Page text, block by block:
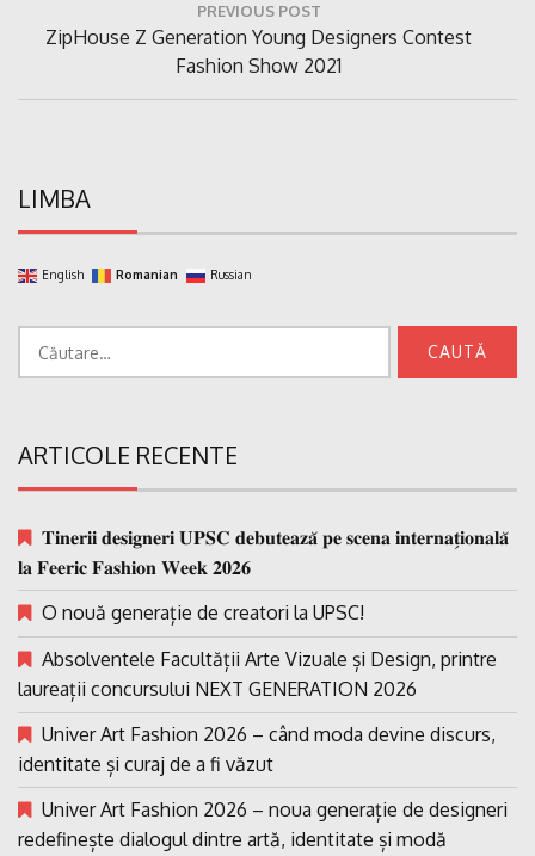
articole
PREVIOUS POST
Previous
ZipHouse Z Generation Young Designers Contest
Fashion Show 2021
LIMBA
English Romanian Russian
ARTICOLE RECENTE
𝐓𝐢𝐧𝐞𝐫𝐢𝐢 𝐝𝐞𝐬𝐢𝐠𝐧𝐞𝐫𝐢 𝐔𝐏𝐒𝐂 𝐝𝐞𝐛𝐮𝐭𝐞𝐚𝐳𝐚̆ 𝐩𝐞 𝐬𝐜𝐞𝐧𝐚 𝐢𝐧𝐭𝐞𝐫𝐧𝐚𝐭̗𝐢𝐨𝐧𝐚𝐥𝐚̆
𝐥𝐚 𝐅𝐞𝐞𝐫𝐢𝐜 𝐅𝐚𝐬𝐡𝐢𝐨𝐧 𝐖𝐞𝐞𝐤 𝟐𝟎𝟐𝟔
O nouă generație de creatori la UPSC!
Absolventele Facultății Arte Vizuale și Design, printre
laureații concursului NEXT GENERATION 2026
Univer Art Fashion 2026 – când moda devine discurs,
identitate și curaj de a fi văzut
Univer Art Fashion 2026 – noua generație de designeri
redefinește dialogul dintre artă, identitate și modă